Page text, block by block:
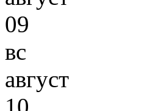
09
вс
август